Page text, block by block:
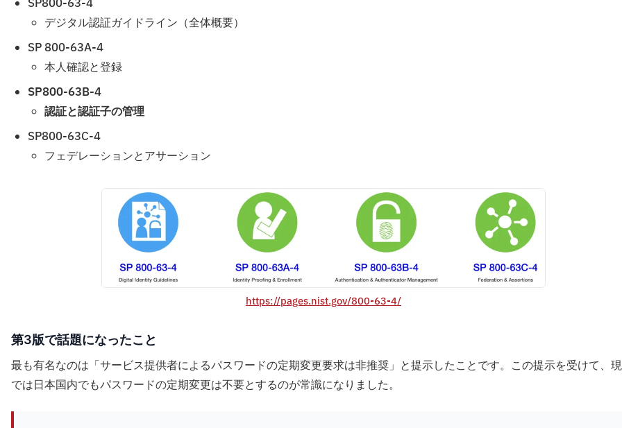
SP800-63-4
デジタル認証ガイドライン（全体概要）
SP 800-63A-4
本人確認と登録
SP800-63B-4
認証と認証子の管理
SP800-63C-4
フェデレーションとアサーション
https://pages.nist.gov/800-63-4/
第3版で話題になったこと
最も有名なのは「サービス提供者によるパスワードの定期変更要求は非推奨」と提示したことです。この提示を受けて、
では日本国内でもパスワードの定期変更は不要とするのが常識になりました。